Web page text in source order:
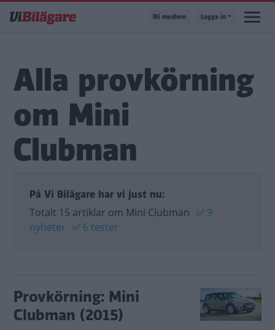
till
Bli medlem Logga in
Alla provkörning
om Mini
Clubman
På Vi Bilägare har vi just nu:
Totalt 15 artiklar om Mini Clubman ✅ 9
nyheter ✅ 6 tester
Provkörning: Mini
Clubman (2015)